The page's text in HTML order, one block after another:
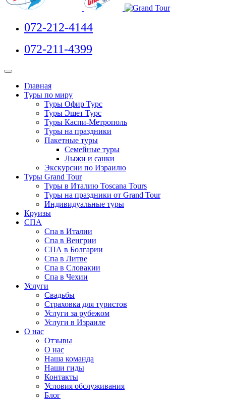
072-212-4144
072-211-4399
Главная
Туры по миру
Туры Офир Турс
Туры Эшет Турс
Туры Каспи-Метрополь
Туры на праздники
Пакетные туры
Семейные туры
Лыжи и санки
Экскурсии по Израилю
Туры Grand Tour
Туры в Италию Toscana Tours
Туры на праздники от Grand Tour
Индивидуальные туры
Круизы
СПА
Спа в Италии
Спа в Венгрии
СПА в Болгарии
Спа в Литве
Спа в Словакии
Спа в Чехии
Услуги
Свадьбы
Страховка для туристов
Услуги за рубежом
Услуги в Израиле
О нас
Отзывы
О нас
Наша команда
Наши гиды
Контакты
Условия обслуживания
Блог